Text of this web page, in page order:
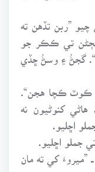
”ربن تڏهن ته
سڄڻن تي ڪڪر جو
گجڻُ ۽ وسڻُ ڇڏي
ڪوٽ ڪچا هجن“.
کنوڻيون نه
اڇليو.
جملو اڇليو.
کي ته مان